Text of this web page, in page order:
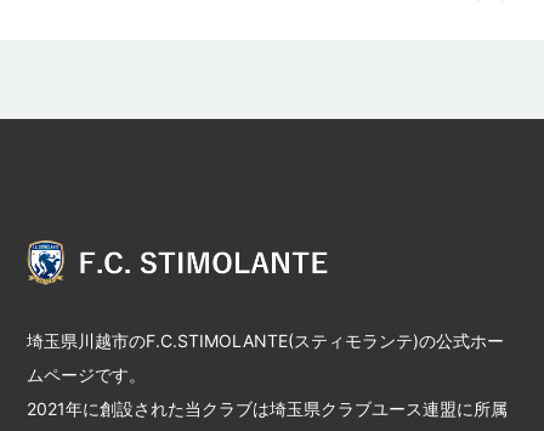
埼玉県川越市のF.C.STIMOLANTE(スティモランテ)の公式ホー
ムページです。
2021年に創設された当クラブは埼玉県クラブユース連盟に所属